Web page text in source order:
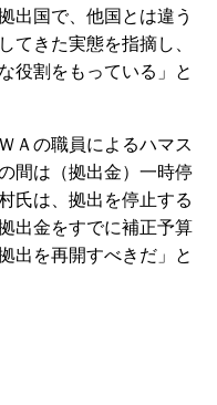
出国で、他国とは違う
てきた実態を指摘し、
役割をもっている」と
Ａの職員によるハマス
間は（拠出金）一時停
氏は、拠出を停止する
出金をすでに補正予算
出を再開すべきだ」と